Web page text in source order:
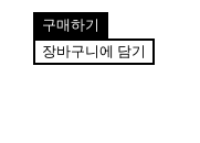
구매하기
장바구니에 담기